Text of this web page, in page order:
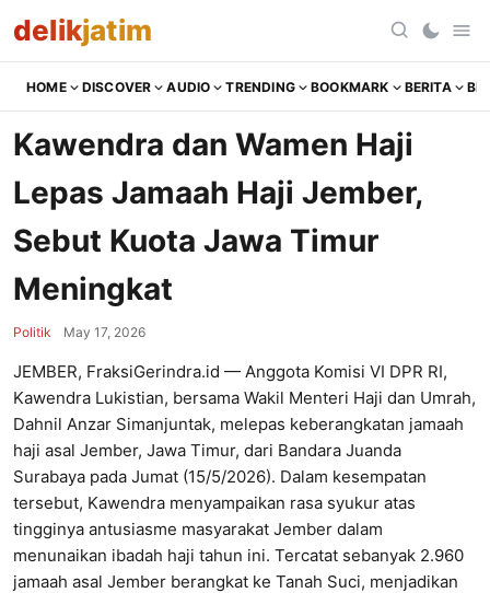
delikjatim
HOME DISCOVER AUDIO TRENDING BOOKMARK BERITA
Kawendra dan Wamen Haji
Lepas Jamaah Haji Jember,
Sebut Kuota Jawa Timur
Meningkat
Politik May 17, 2026
JEMBER, FraksiGerindra.id — Anggota Komisi VI DPR RI,
Kawendra Lukistian, bersama Wakil Menteri Haji dan Umrah,
Dahnil Anzar Simanjuntak, melepas keberangkatan jamaah
haji asal Jember, Jawa Timur, dari Bandara Juanda
Surabaya pada Jumat (15/5/2026). Dalam kesempatan
tersebut, Kawendra menyampaikan rasa syukur atas
tingginya antusiasme masyarakat Jember dalam
menunaikan ibadah haji tahun ini. Tercatat sebanyak 2.960
jamaah asal Jember berangkat ke Tanah Suci, menjadikan